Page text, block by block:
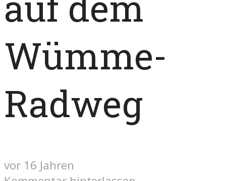
Wümme-
Radweg
vor 16 Jahren